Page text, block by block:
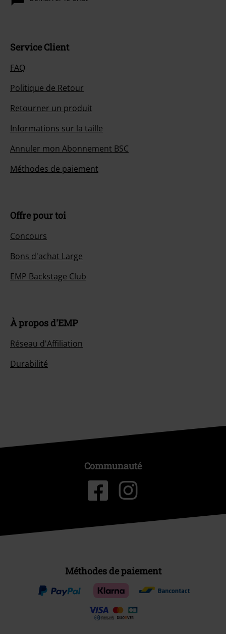
Service Client
FAQ
Politique de Retour
Retourner un produit
Informations sur la taille
Annuler mon Abonnement BSC
Méthodes de paiement
Offre pour toi
Concours
Bons d'achat Large
EMP Backstage Club
À propos d'EMP
Réseau d'Affiliation
Durabilité
Communauté
Méthodes de paiement